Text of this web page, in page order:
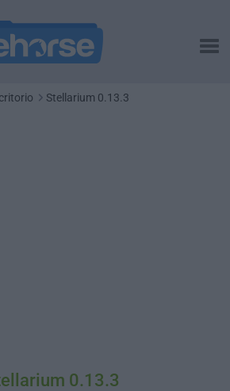
Stellarium 0.13.3
0.13.3